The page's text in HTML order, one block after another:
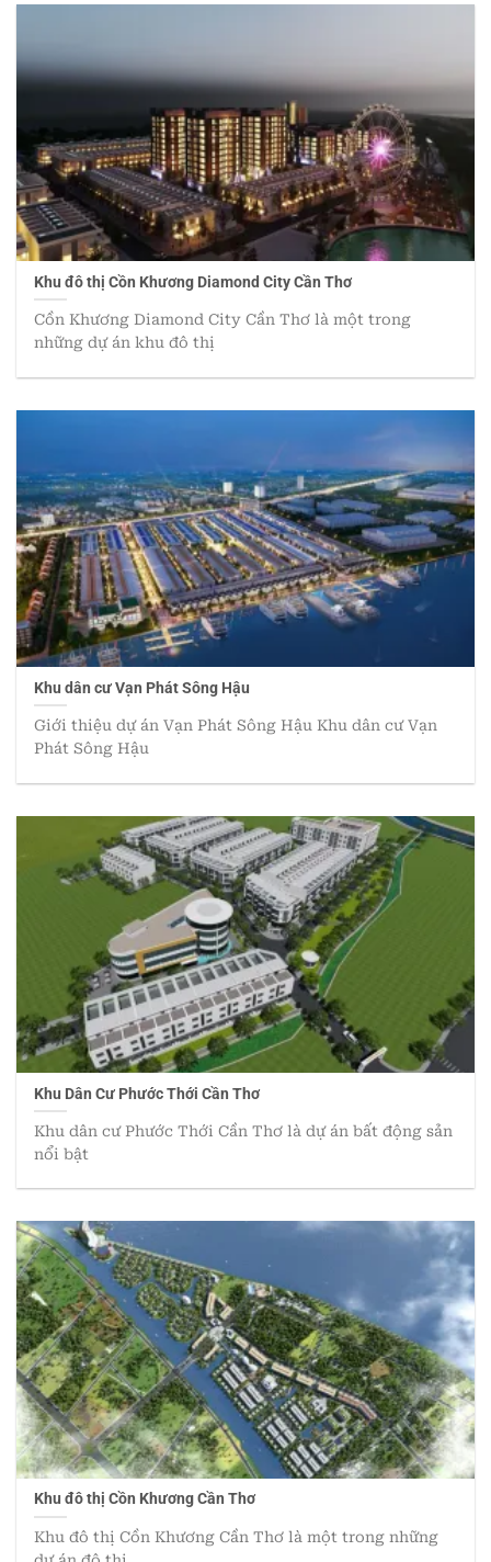
Khu đô thị Cồn Khương Diamond City Cần Thơ
Cồn Khương Diamond City Cần Thơ là một trong
những dự án khu đô thị
Khu dân cư Vạn Phát Sông Hậu
Giới thiệu dự án Vạn Phát Sông Hậu Khu dân cư Vạn
Phát Sông Hậu
Khu Dân Cư Phước Thới Cần Thơ
Khu dân cư Phước Thới Cần Thơ là dự án bất động sản
nổi bật
Khu đô thị Cồn Khương Cần Thơ
Khu đô thị Cồn Khương Cần Thơ là một trong những